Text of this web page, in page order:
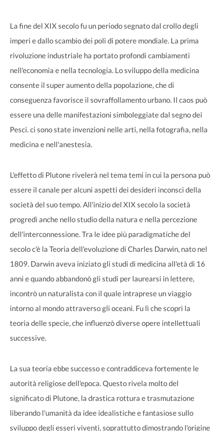
La fine del XIX secolo fu un periodo segnato dal crollo degli
imperi e dallo scambio dei poli di potere mondiale. La prima
rivoluzione industriale ha portato profondi cambiamenti
nell'economia e nella tecnologia. Lo sviluppo della medicina
consente il super aumento della popolazione, che di
conseguenza favorisce il sovraffollamento urbano. Il caos può
essere una delle manifestazioni simboleggiate dal segno dei
Pesci. ci sono state invenzioni nelle arti, nella fotografia, nella
medicina e nell'anestesia.
L'effetto di Plutone rivelerà nel tema temi in cui la persona può
essere il canale per alcuni aspetti dei desideri inconsci della
società del suo tempo. All'inizio del XIX secolo la società
progredì anche nello studio della natura e nella percezione
dell'interconnessione. Tra le idee più paradigmatiche del
secolo c'è la Teoria dell'evoluzione di Charles Darwin, nato nel
1809. Darwin aveva iniziato gli studi di medicina all'età di 16
anni e quando abbandonò gli studi per laurearsi in lettere,
incontrò un naturalista con il quale intraprese un viaggio
intorno al mondo attraverso gli oceani. Fu lì che scoprì la
teoria delle specie, che influenzò diverse opere intellettuali
successive.
La sua teoria ebbe successo e contraddiceva fortemente le
autorità religiose dell'epoca. Questo rivela molto del
significato di Plutone, la drastica rottura e trasmutazione
liberando l'umanità da idee idealistiche e fantasiose sullo
sviluppo degli esseri viventi, soprattutto dimostrando l'origine